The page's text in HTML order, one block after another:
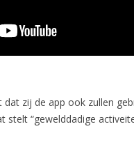
dat zij de app ook zullen
stelt “gewelddadige